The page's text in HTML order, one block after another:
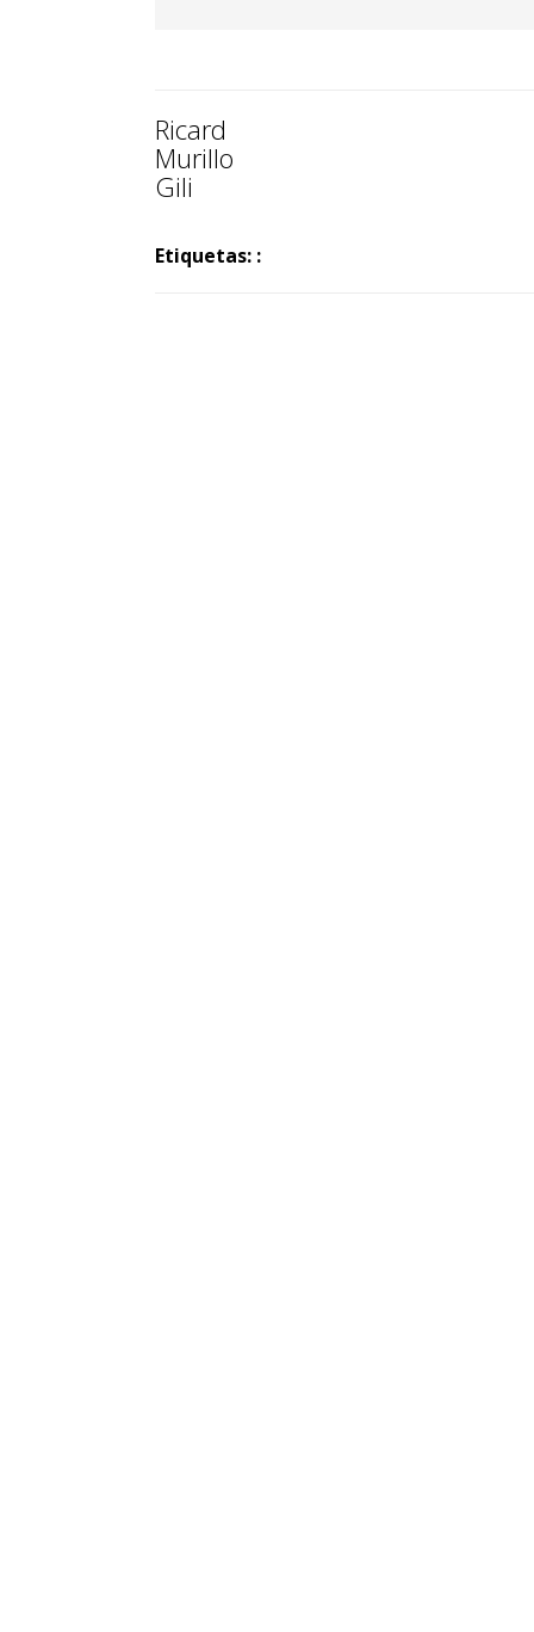
Ricard
Murillo
Gili
Etiquetas: